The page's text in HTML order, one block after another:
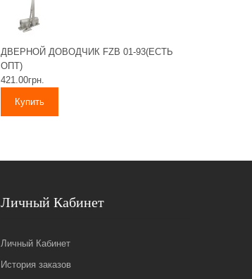
ДВЕРНОЙ ДОВОДЧИК FZB 01-93(ЕСТЬ
ОПТ)
421.00грн.
Личный Кабинет
Личный Кабинет
История заказов